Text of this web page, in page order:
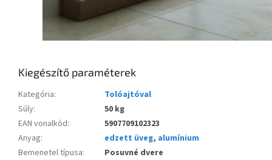
Kiegészítő paraméterek
Kategória:
Tolóajtóval
Súly:
50 kg
EAN vonalkód:
5907709102323
Anyag: edzett üveg, alumínium
Bemenetel típusa:
Posuvné dvere